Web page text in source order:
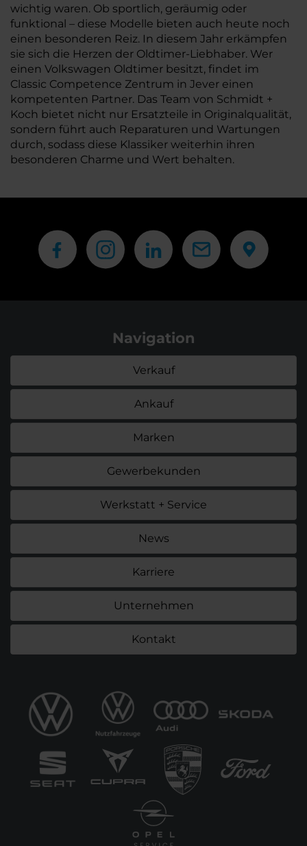
wichtig waren. Ob sportlich, geräumig oder
funktional – diese Modelle bieten auch heute noch
einen besonderen Reiz. In diesem Jahr erkämpfen
sie sich die Herzen der Oldtimer-Liebhaber. Wer
einen Volkswagen Oldtimer besitzt, findet im
Classic Competence Zentrum in Jever einen
kompetenten Partner. Das Team von Schmidt +
Koch bietet nicht nur Ersatzteile in Originalqualität,
sondern führt auch Reparaturen und Wartungen
durch, sodass diese Klassiker weiterhin ihren
besonderen Charme und Wert behalten.
Navigation
Verkauf
Ankauf
Marken
Gewerbekunden
Werkstatt + Service
News
Karriere
Unternehmen
Kontakt